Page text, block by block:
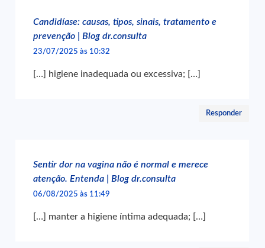
Candidíase: causas, tipos, sinais, tratamento e
prevenção | Blog dr.consulta
23/07/2025 às 10:32
[…] higiene inadequada ou excessiva; […]
Responder
Sentir dor na vagina não é normal e merece
atenção. Entenda | Blog dr.consulta
06/08/2025 às 11:49
[…] manter a higiene íntima adequada; […]